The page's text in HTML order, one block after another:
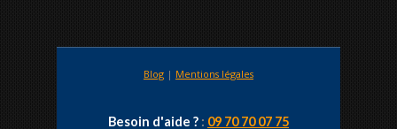
Blog | Mentions légales
Besoin d'aide ? : 09 70 70 07 75